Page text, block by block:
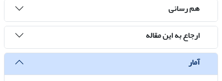
هم رسانی
ارجاع به این مقاله
آمار